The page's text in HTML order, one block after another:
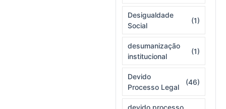
Desigualdade
Social
(1)
desumanização
institucional
(1)
Devido
Processo Legal
(46)